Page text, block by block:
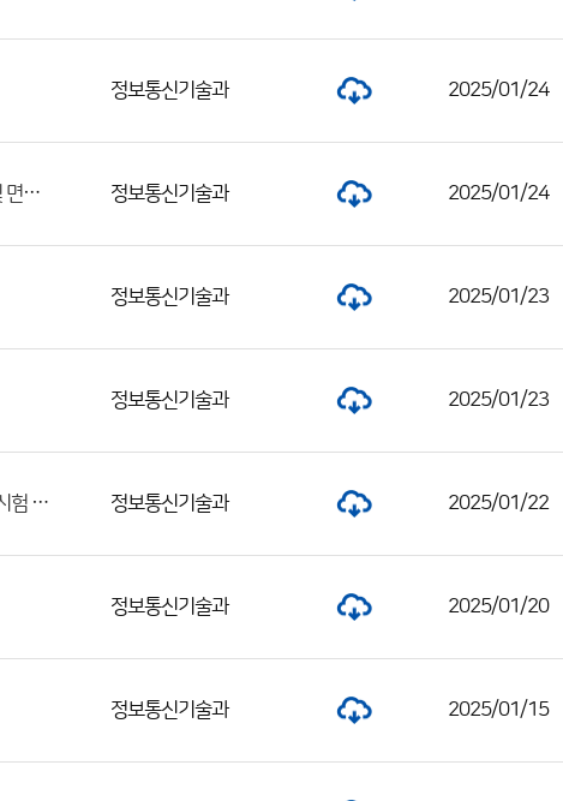
정보통신기술과 2025/01/24
2025년도 대전지방기상청 공무직근로자(경비원) 채용 서류전형 합격자 및 면접전형 일정 공고 정보통신기술과 2025/01/24
정보통신기술과 2025/01/23
정보통신기술과 2025/01/23
국가기상위성센터 공무직 및 기간제 근로자 채용 서류전형 합격자 및 면접시험 일정 공고 정보통신기술과 2025/01/22
정보통신기술과 2025/01/20
정보통신기술과 2025/01/15